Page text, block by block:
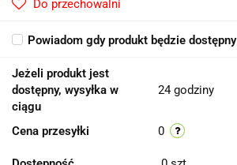
Do przechowalni
Powiadom gdy produkt będzie dostępny
Jeżeli produkt jest
dostępny, wysyłka w
ciągu
24 godziny
Cena przesyłki 0